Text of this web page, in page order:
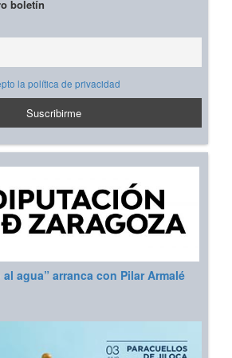
boletín
la política de privacidad
agua” arranca con Pilar Armalé